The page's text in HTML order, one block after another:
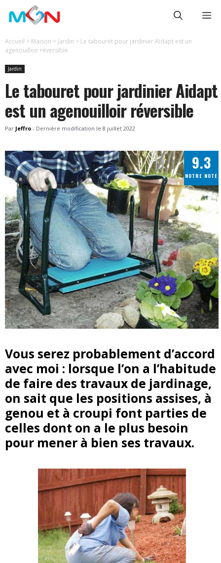
au
contenu
Accueil > Maison > Jardin > Le tabouret pour jardinier Aidapt est un
agenouilloir réversible
Jardin
Le tabouret pour jardinier Aidapt
est un agenouilloir réversible
Par Jeffro - Dernière modification le 8 juillet 2022
9.3
NOTRE NOTE
Vous serez probablement d’accord
avec moi : lorsque l’on a l’habitude
de faire des travaux de jardinage,
on sait que les positions assises, à
genou et à croupi font parties de
celles dont on a le plus besoin
pour mener à bien ses travaux.